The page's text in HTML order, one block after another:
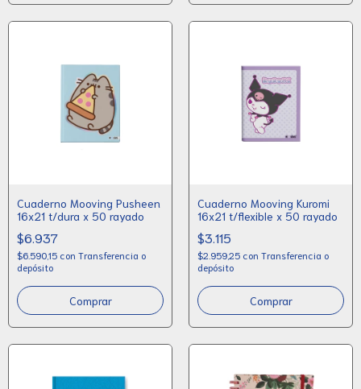
Cuaderno Mooving Pusheen
16x21 t/dura x 50 rayado
$6.937
$6.590,15 con Transferencia o
depósito
Cuaderno Mooving Kuromi
16x21 t/flexible x 50 rayado
$3.115
$2.959,25 con Transferencia o
depósito